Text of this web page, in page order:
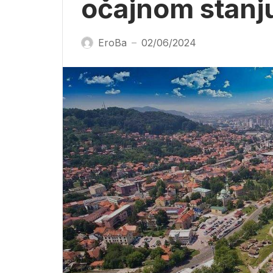
očajnom
EroBa — 02/06/2024